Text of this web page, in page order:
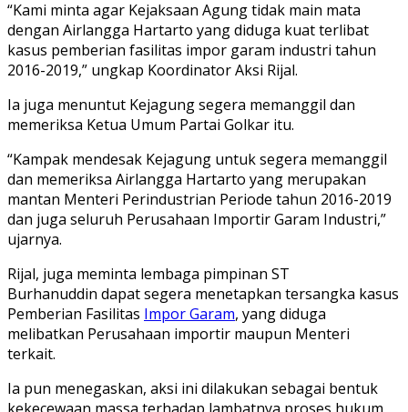
“Kami minta agar Kejaksaan Agung tidak main mata
dengan Airlangga Hartarto yang diduga kuat terlibat
kasus pemberian fasilitas impor garam industri tahun
2016-2019,” ungkap Koordinator Aksi Rijal.
Ia juga menuntut Kejagung segera memanggil dan
memeriksa Ketua Umum Partai Golkar itu.
“Kampak mendesak Kejagung untuk segera memanggil
dan memeriksa Airlangga Hartarto yang merupakan
mantan Menteri Perindustrian Periode tahun 2016-2019
dan juga seluruh Perusahaan Importir Garam Industri,”
ujarnya.
Rijal, juga meminta lembaga pimpinan ST
Burhanuddin dapat segera menetapkan tersangka kasus
Pemberian Fasilitas Impor Garam, yang diduga
melibatkan Perusahaan importir maupun Menteri
terkait.
Ia pun menegaskan, aksi ini dilakukan sebagai bentuk